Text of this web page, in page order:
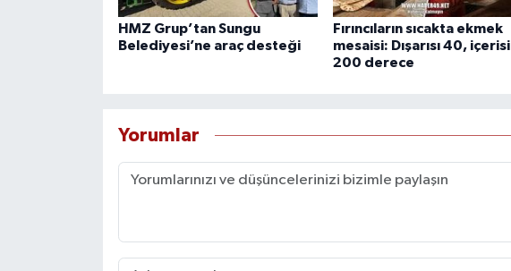
HMZ Grup’tan Sungu
Belediyesi’ne araç desteği
Fırıncıların sıcakta ekmek
mesaisi: Dışarısı 40, içerisi
200 derece
Yorumlar